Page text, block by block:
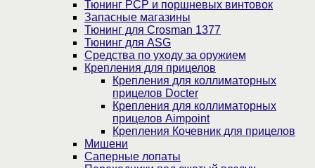
Тюнинг PCP и поршневых винтовок
Запасные магазины
Тюнинг для Crosman 1377
Тюнинг для ASG
Средства по уходу за оружием
Крепления для прицелов
Крепления для коллиматорных
прицелов Docter
Крепления для коллиматорных
прицелов Aimpoint
Крепления Кочевник для прицелов
Мишени
Саперные лопаты